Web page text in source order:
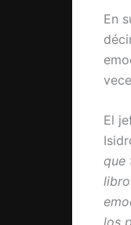
En
El
que